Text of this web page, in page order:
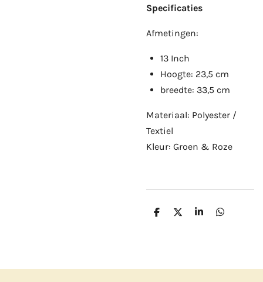
Specificaties
Afmetingen:
13 Inch
Hoogte: 23,5 cm
breedte: 33,5 cm
Materiaal: Polyester /
Textiel
Kleur: Groen & Roze
D
D
S
D